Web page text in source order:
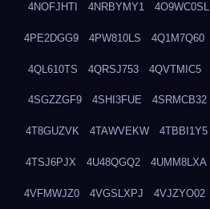
4NOFJHTI 4NRBYMY1 4O9WC0SL
4PE2DGG9 4PW810LS 4Q1M7Q60
4QL610TS 4QRSJ753 4QVTMIC5
4SGZZGF9 4SHI3FUE 4SRMCB32
4T8GUZVK 4TAWVEKW 4TBBI1Y5
4TSJ6PJX 4U48QGQ2 4UMM8LXA
4VFMWJZ0 4VGSLXPJ 4VJZYO02